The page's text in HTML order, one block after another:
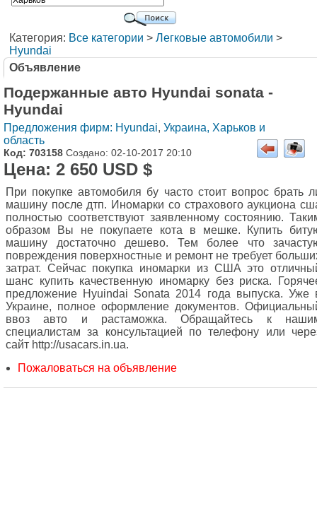
Категория: Все категории > Легковые автомобили >
Hyundai
Объявление
Подержанные авто Hyundai sonata -
Hyundai
Предложения фирм: Hyundai, Украина, Харьков и
область
Код: 703158 Создано: 02-10-2017 20:10
Цена: 2 650 USD $
При покупке автомобиля бу часто стоит вопрос брать
машину после дтп. Иномарки со страхового аукциона
полностью соответствуют заявленному состоянию.
образом Вы не покупаете кота в мешке. Купить
машину достаточно дешево. Тем более что
повреждения поверхностные и ремонт не требует
затрат. Сейчас покупка иномарки из США это
шанс купить качественную иномарку без риска.
предложение Hyuindai Sonata 2014 года выпуска. Уже
Украине, полное оформление документов.
ввоз авто и растаможка. Обращайтесь к
специалистам за консультацией по телефону или
сайт http://usacars.in.ua.
Пожаловаться на объявление